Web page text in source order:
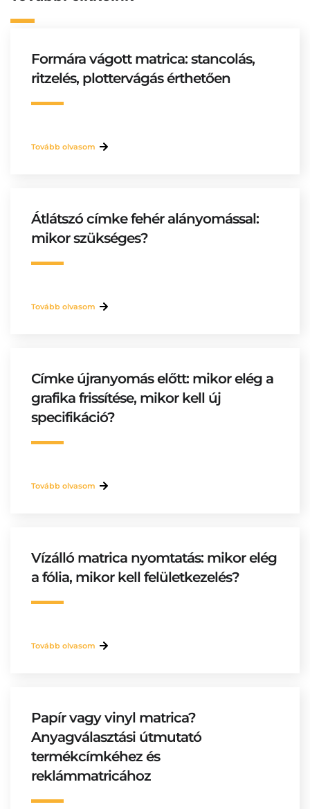
Formára vágott matrica: stancolás,
ritzelés, plottervágás érthetően
Tovább olvasom
Átlátszó címke fehér alányomással:
mikor szükséges?
Tovább olvasom
Címke újranyomás előtt: mikor elég a
grafika frissítése, mikor kell új
specifikáció?
Tovább olvasom
Vízálló matrica nyomtatás: mikor elég
a fólia, mikor kell felületkezelés?
Tovább olvasom
Papír vagy vinyl matrica?
Anyagválasztási útmutató
termékcímkéhez és
reklámmatricához